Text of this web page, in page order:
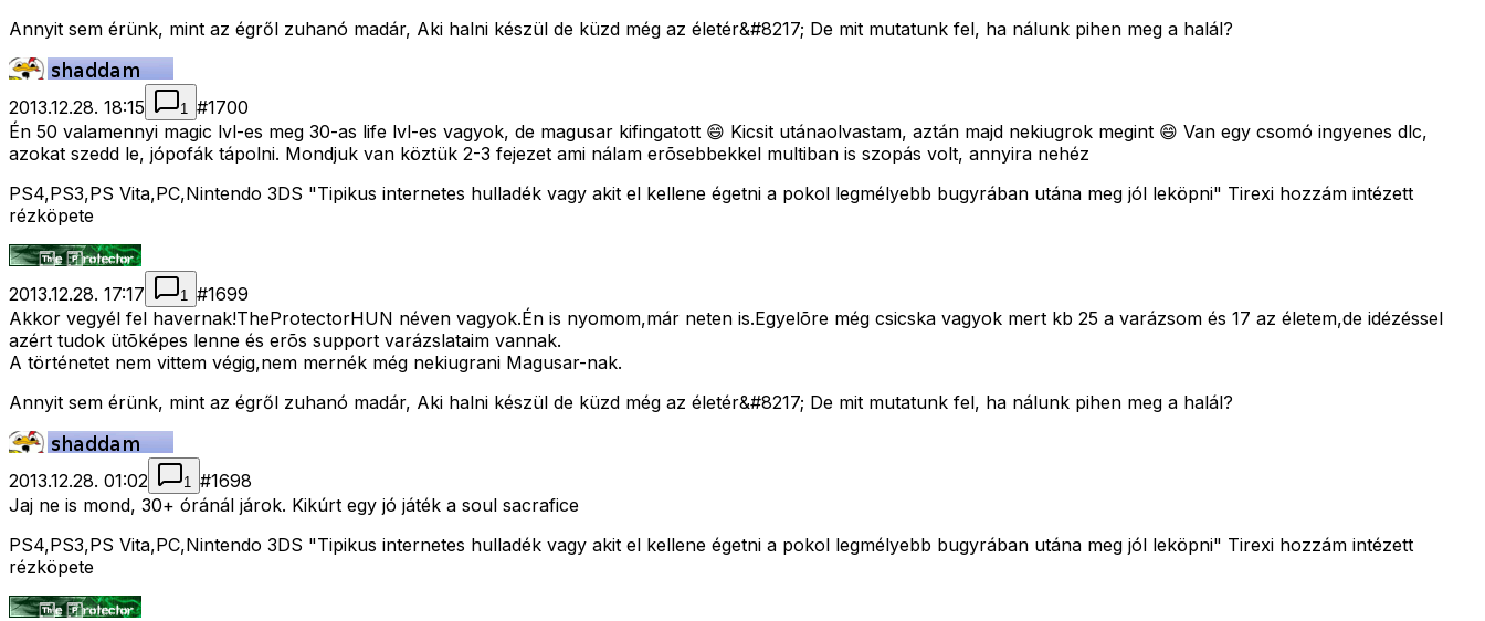
Annyit sem érünk, mint az égről zuhanó madár, Aki halni készül de küzd még az életér&#8217; De mit mutatunk fel, ha nálunk pihen meg a halál?
2013.12.28. 18:15 1 #1700
Én 50 valamennyi magic lvl-es meg 30-as life lvl-es vagyok, de magusar kifingatott 😄 Kicsit utánaolvastam, aztán majd nekiugrok megint 😄 Van egy csomó ingyenes dlc,
azokat szedd le, jópofák tápolni. Mondjuk van köztük 2-3 fejezet ami nálam erõsebbekkel multiban is szopás volt, annyira nehéz
PS4,PS3,PS Vita,PC,Nintendo 3DS "Tipikus internetes hulladék vagy akit el kellene égetni a pokol legmélyebb bugyrában utána meg jól leköpni" Tirexi hozzám intézett
rézköpete
2013.12.28. 17:17 1 #1699
Akkor vegyél fel havernak!TheProtectorHUN néven vagyok.Én is nyomom,már neten is.Egyelõre még csicska vagyok mert kb 25 a varázsom és 17 az életem,de idézéssel
azért tudok ütõképes lenne és erõs support varázslataim vannak.
A történetet nem vittem végig,nem mernék még nekiugrani Magusar-nak.
Annyit sem érünk, mint az égről zuhanó madár, Aki halni készül de küzd még az életér&#8217; De mit mutatunk fel, ha nálunk pihen meg a halál?
2013.12.28. 01:02 1 #1698
Jaj ne is mond, 30+ óránál járok. Kikúrt egy jó játék a soul sacrafice
PS4,PS3,PS Vita,PC,Nintendo 3DS "Tipikus internetes hulladék vagy akit el kellene égetni a pokol legmélyebb bugyrában utána meg jól leköpni" Tirexi hozzám intézett
rézköpete